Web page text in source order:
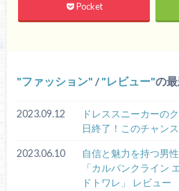
Pocket
ファッション / レビュー の
2023.09.12
ドレススニーカーの
日終了！このチャン
2023.06.10
自信と魅力を持つ男
「カルバンクライン
ドトワレ」 レビュー